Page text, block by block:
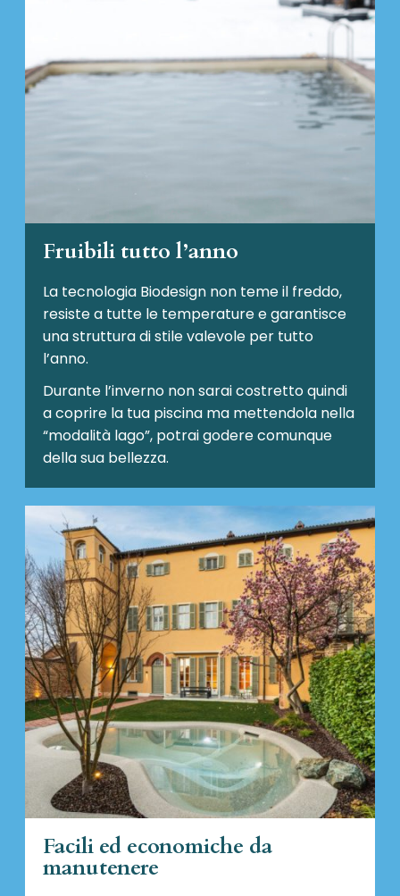
Fruibili tutto l’anno
La tecnologia Biodesign non teme il freddo,
resiste a tutte le temperature e garantisce
una struttura di stile valevole per tutto
l’anno.
Durante l’inverno non sarai costretto quindi
a coprire la tua piscina ma mettendola nella
“modalità lago”, potrai godere comunque
della sua bellezza.
Facili ed economiche da
manutenere